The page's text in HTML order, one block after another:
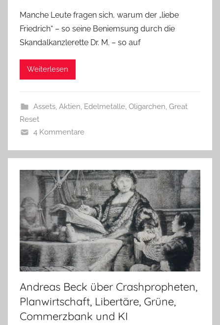
Manche Leute fragen sich, warum der „liebe
Friedrich“ – so seine Beniemsung durch die
Skandalkanzlerette Dr. M. – so auf
Weiterlesen
Assets, Aktien, Edelmetalle, Oligarchen, Great
Reset
4 Kommentare
Andreas Beck über Crashpropheten,
Planwirtschaft, Libertäre, Grüne,
Commerzbank und KI